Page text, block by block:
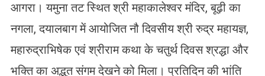
आगरा। यमुना तट स्थित श्री महाकालेश्वर मंदिर, बूढ़ी का
नगला, दयालबाग में आयोजित नौ दिवसीय श्री रुद्र महायज्ञ,
महारुद्राभिषेक एवं श्रीराम कथा के चतुर्थ दिवस श्रद्धा और
भक्ति का अद्भुत संगम देखने को मिला। प्रतिदिन की भांति